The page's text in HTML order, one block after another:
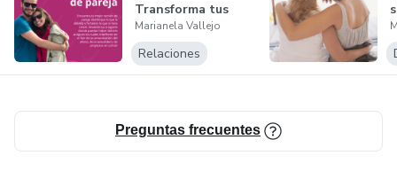
Transforma tus
relaciones de pa...
Marianela Vallejo
Relaciones
Preguntas frecuentes